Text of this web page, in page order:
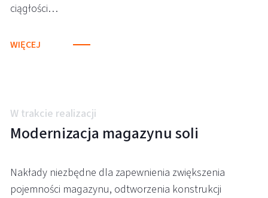
ciągłości…
WIĘCEJ
W trakcie realizacji
Modernizacja magazynu soli
Nakłady niezbędne dla zapewnienia zwiększenia
pojemności magazynu, odtworzenia konstrukcji